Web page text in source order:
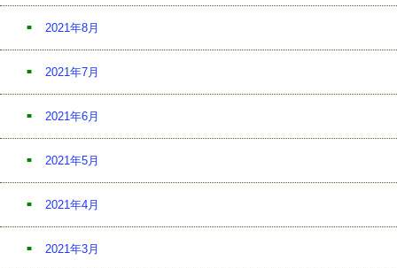
2021年8月
2021年7月
2021年6月
2021年5月
2021年4月
2021年3月